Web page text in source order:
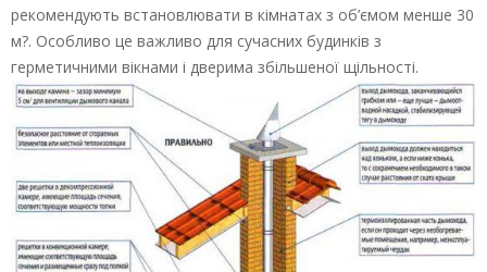
рекомендують встановлювати в кімнатах з об’ємом менше 30
м?. Особливо це важливо для сучасних будинків з
герметичними вікнами і дверима збільшеної щільності.